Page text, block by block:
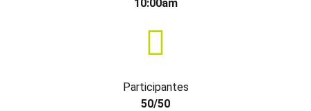
10:00am
Participantes
50/50